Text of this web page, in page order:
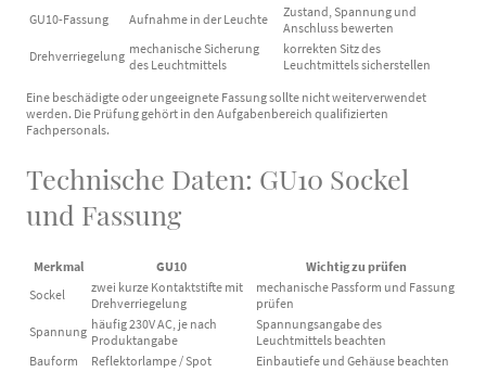
GU10-Fassung
Aufnahme in der Leuchte
Zustand, Spannung und
Anschluss bewerten
Drehverriegelung mechanische Sicherung
des Leuchtmittels
korrekten Sitz des
Leuchtmittels sicherstellen
Eine beschädigte oder ungeeignete Fassung sollte nicht weiterverwendet
werden. Die Prüfung gehört in den Aufgabenbereich qualifizierten
Fachpersonals.
Technische Daten: GU10 Sockel
und Fassung
Merkmal GU10
Wichtig zu prüfen
Sockel
zwei kurze Kontaktstifte mit
Drehverriegelung
mechanische Passform und Fassung
prüfen
Spannung häufig 230V AC, je nach
Produktangabe
Spannungsangabe des
Leuchtmittels beachten
Bauform
Reflektorlampe / Spot
Einbautiefe und Gehäuse beachten